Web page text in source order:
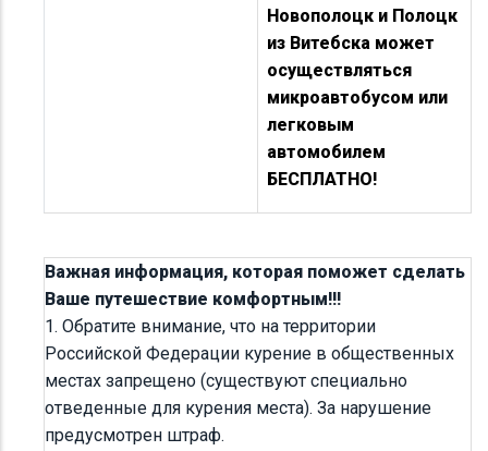
Новополоцк и Полоцк
из Витебска может
осуществляться
микроавтобусом или
легковым
автомобилем
БЕСПЛАТНО!
Важная информация, которая поможет сделать
Ваше путешествие комфортным!!!
1. Обратите внимание, что на территории
Российской Федерации курение в общественных
местах запрещено (существуют специально
отведенные для курения места). За нарушение
предусмотрен штраф.